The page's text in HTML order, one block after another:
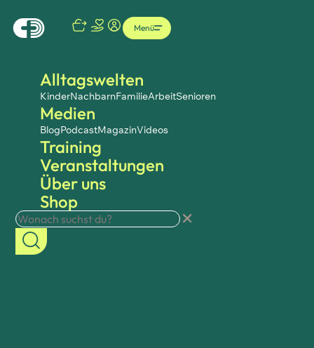
Alltagswelten
KinderNachbarnFamilieArbeitSenioren
Medien
BlogPodcastMagazinVideos
Training
Veranstaltungen
Über uns
Shop
Menü